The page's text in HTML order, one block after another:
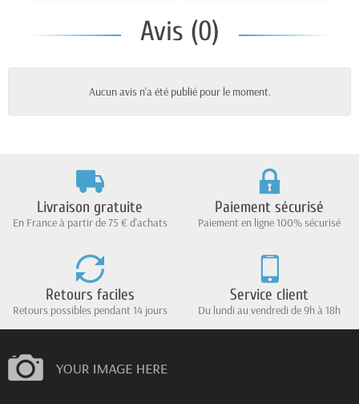
Avis (0)
Aucun avis n'a été publié pour le moment.
Livraison gratuite
En France à partir de 75 € d'achats
Paiement sécurisé
Paiement en ligne 100% sécurisé
Retours faciles
Retours possibles pendant 14 jours
Service client
Du lundi au vendredi de 9h à 18h